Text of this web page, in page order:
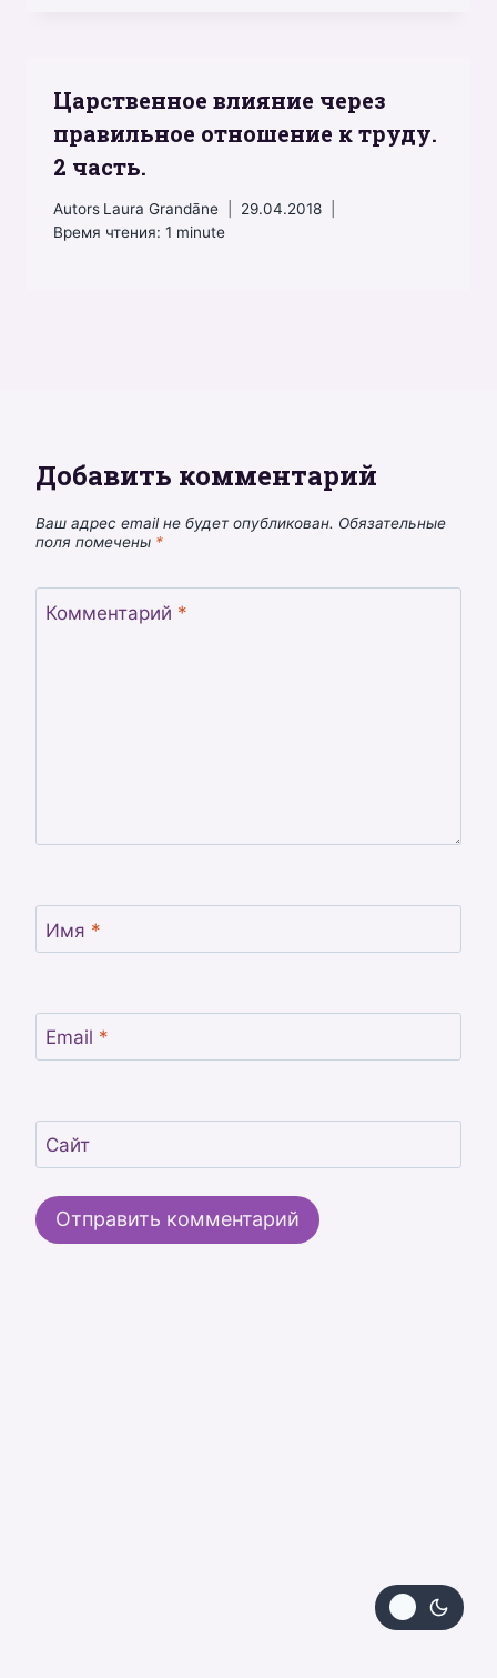
Царственное влияние через
правильное отношение к труду.
2 часть.
Autors Laura Grandāne
29.04.2018
Время чтения: 1 minute
Добавить комментарий
Ваш адрес email не будет опубликован. Обязательные
поля помечены *
Комментарий *
Имя *
Email *
Сайт